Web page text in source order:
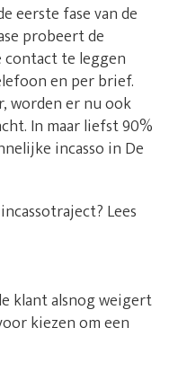
eerste fase van de
probeert de
contact te leggen
en per brief.
worden er nu ook
In maar liefst 90%
incasso in De
Lees
klant alsnog weigert
kiezen om een